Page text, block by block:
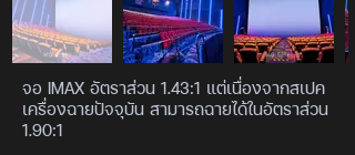
จอ IMAX อัตราส่วน 1.43:1 แต่เนื่องจากสเปค
เครื่องฉายปัจจุบัน สามารถฉายได้ในอัตราส่วน
1.90:1